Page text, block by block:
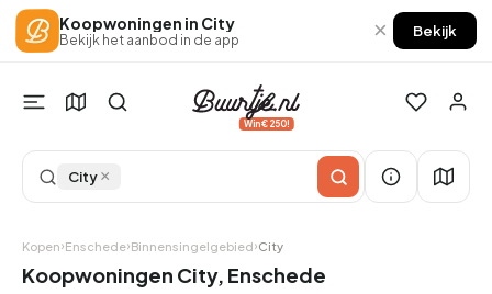
Koopwoningen in City
Bekijk het aanbod in de app × Bekijk
Win €250!
City×
Kopen Enschede Binnensingelgebied City
Koopwoningen City, Enschede